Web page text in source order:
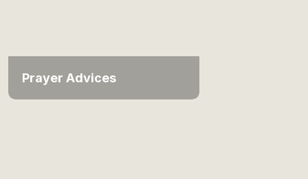
Prayer Advices